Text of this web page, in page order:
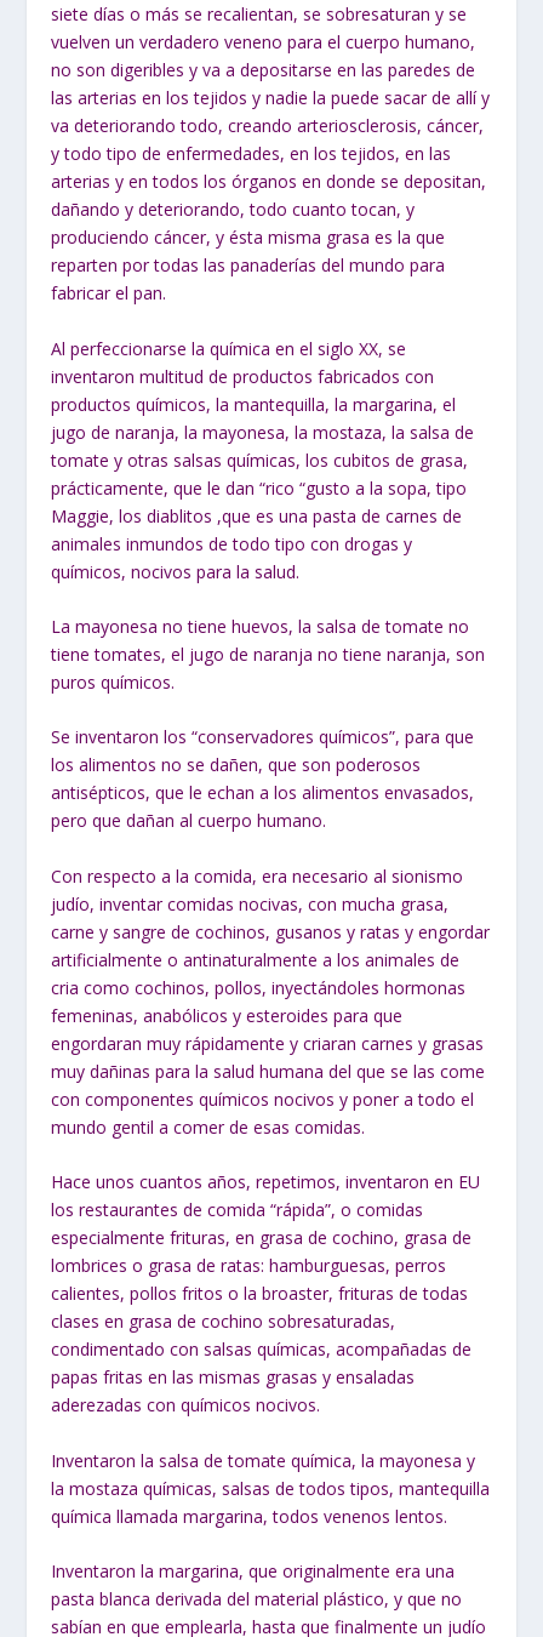
siete días o más se recalientan, se sobresaturan y se
vuelven un verdadero veneno para el cuerpo humano,
no son digeribles y va a depositarse en las paredes de
las arterias en los tejidos y nadie la puede sacar de allí y
va deteriorando todo, creando arteriosclerosis, cáncer,
y todo tipo de enfermedades, en los tejidos, en las
arterias y en todos los órganos en donde se depositan,
dañando y deteriorando, todo cuanto tocan, y
produciendo cáncer, y ésta misma grasa es la que
reparten por todas las panaderías del mundo para
fabricar el pan.
Al perfeccionarse la química en el siglo XX, se
inventaron multitud de productos fabricados con
productos químicos, la mantequilla, la margarina, el
jugo de naranja, la mayonesa, la mostaza, la salsa de
tomate y otras salsas químicas, los cubitos de grasa,
prácticamente, que le dan “rico “gusto a la sopa, tipo
Maggie, los diablitos ,que es una pasta de carnes de
animales inmundos de todo tipo con drogas y
químicos, nocivos para la salud.
La mayonesa no tiene huevos, la salsa de tomate no
tiene tomates, el jugo de naranja no tiene naranja, son
puros químicos.
Se inventaron los “conservadores químicos”, para que
los alimentos no se dañen, que son poderosos
antisépticos, que le echan a los alimentos envasados,
pero que dañan al cuerpo humano.
Con respecto a la comida, era necesario al sionismo
judío, inventar comidas nocivas, con mucha grasa,
carne y sangre de cochinos, gusanos y ratas y engordar
artificialmente o antinaturalmente a los animales de
cria como cochinos, pollos, inyectándoles hormonas
femeninas, anabólicos y esteroides para que
engordaran muy rápidamente y criaran carnes y grasas
muy dañinas para la salud humana del que se las come
con componentes químicos nocivos y poner a todo el
mundo gentil a comer de esas comidas.
Hace unos cuantos años, repetimos, inventaron en EU
los restaurantes de comida “rápida”, o comidas
especialmente frituras, en grasa de cochino, grasa de
lombrices o grasa de ratas: hamburguesas, perros
calientes, pollos fritos o la broaster, frituras de todas
clases en grasa de cochino sobresaturadas,
condimentado con salsas químicas, acompañadas de
papas fritas en las mismas grasas y ensaladas
aderezadas con químicos nocivos.
Inventaron la salsa de tomate química, la mayonesa y
la mostaza químicas, salsas de todos tipos, mantequilla
química llamada margarina, todos venenos lentos.
Inventaron la margarina, que originalmente era una
pasta blanca derivada del material plástico, y que no
sabían en que emplearla, hasta que finalmente un judío